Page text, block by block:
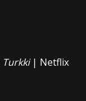
| Netflix